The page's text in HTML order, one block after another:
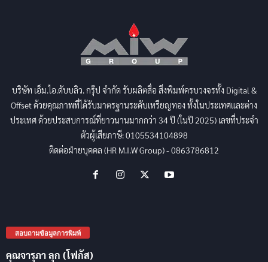
บริษัท เอ็ม.ไอ.ดับบลิว. กรุ๊ป จำกัด รับผลิตสื่อ สิ่งพิมพ์ครบวงจรทั้ง Digital &
Offset ด้วยคุณภาพที่ได้รับมาตรฐานระดับเหรียญทอง ทั้งในประเทศและต่าง
ประเทศ ด้วยประสบการณ์ที่ยาวนานมากกว่า 34 ปี (ในปี 2025) เลขที่ประจำ
ตัวผู้เสียภาษี: 0105534104898
ติดต่อฝ่ายบุคคล (HR M.I.W Group) - 0863786812
สอบถามข้อมูลการพิมพ์
คุณจารุภา ลุก (โฟกัส)